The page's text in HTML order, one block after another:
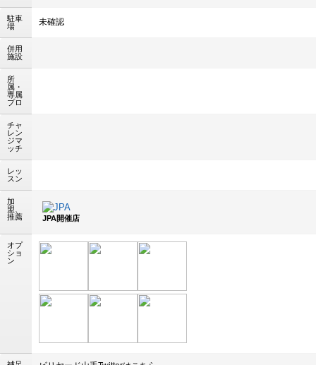
駐車
場
未確認
併用
施設
所
属・
専属
プロ
チャ
レン
ジマ
ッチ
レッ
スン
加
盟、
推薦
JPA開催店
オプ
ショ
ン